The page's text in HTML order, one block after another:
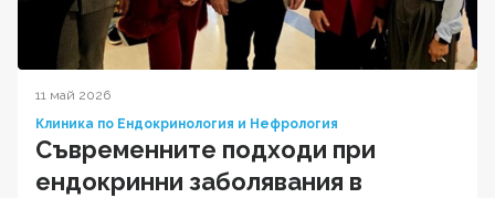
11 май 2026
Клиника по Ендокринология и Нефрология
Съвременните подходи при
ендокринни заболявания в